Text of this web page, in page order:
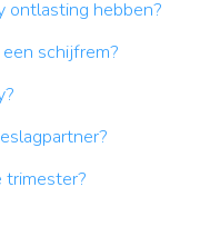
ontlasting hebben?
schijfrem?